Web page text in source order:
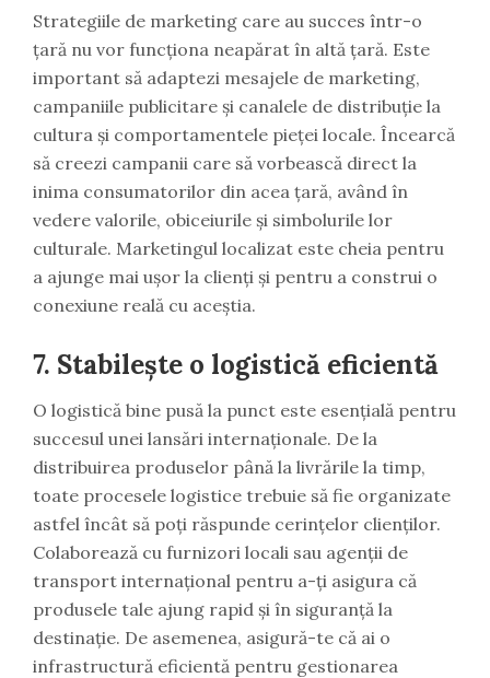
Strategiile de marketing care au succes într-o
țară nu vor funcționa neapărat în altă țară. Este
important să adaptezi mesajele de marketing,
campaniile publicitare și canalele de distribuție la
cultura și comportamentele pieței locale. Încearcă
să creezi campanii care să vorbească direct la
inima consumatorilor din acea țară, având în
vedere valorile, obiceiurile și simbolurile lor
culturale. Marketingul localizat este cheia pentru
a ajunge mai ușor la clienți și pentru a construi o
conexiune reală cu aceștia.
7. Stabilește o logistică eficientă
O logistică bine pusă la punct este esențială pentru
succesul unei lansări internaționale. De la
distribuirea produselor până la livrările la timp,
toate procesele logistice trebuie să fie organizate
astfel încât să poți răspunde cerințelor clienților.
Colaborează cu furnizori locali sau agenții de
transport internațional pentru a-ți asigura că
produsele tale ajung rapid și în siguranță la
destinație. De asemenea, asigură-te că ai o
infrastructură eficientă pentru gestionarea